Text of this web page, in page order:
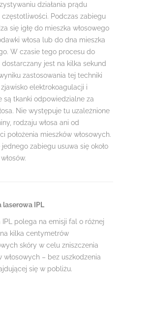
działania prądu
częstotliwości. Podczas zabiegu
się igłę do mieszka włosowego
włosa lub do dna mieszka
W czasie tego procesu do
dostarczany jest na kilka sekund
zastosowania tej techniki
elektrokoagulacji i
są tkanki odpowiedzialne za
Nie występuje tu uzależnione
rodzaju włosa ani od
położenia mieszków włosowych.
zabiegu usuwa się około
laserowa IPL
IPL polega na emisji fal o różnej
kilka centymetrów
skóry w celu zniszczenia
włosowych – bez uszkodzenia
się w pobliżu.